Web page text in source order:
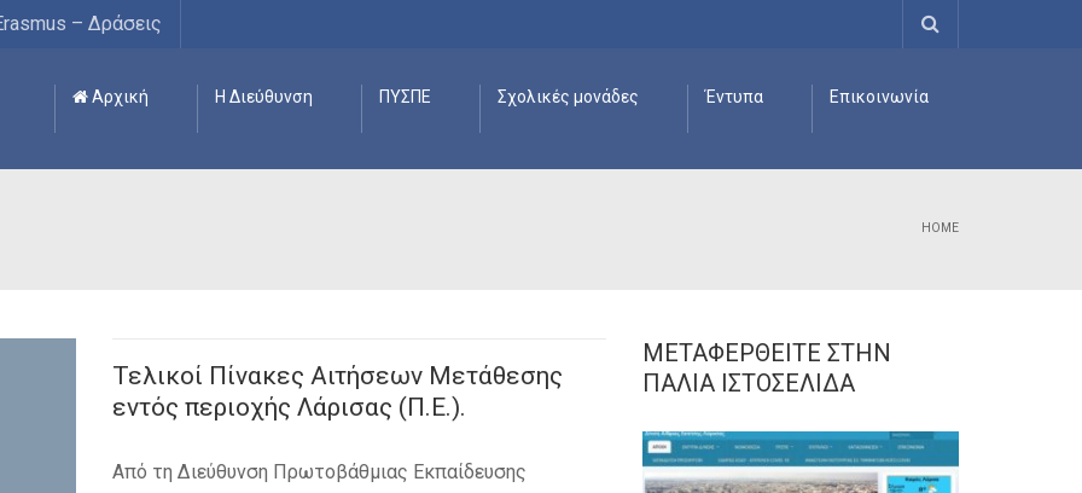
– Δράσεις
Αρχική Η Διεύθυνση ΠΥΣΠΕ Σχολικές μονάδες Έντυπα Επικοινωνία
HOME
Τελικοί Πίνακες Αιτήσεων Μετάθεσης
εντός περιοχής Λάρισας (Π.Ε.).
Από τη Διεύθυνση Πρωτοβάθμιας Εκπαίδευσης
ΜΕΤΑΦΕΡΘΕΊΤΕ ΣΤΗΝ
ΠΑΛΙΆ ΙΣΤΟΣΕΛΊΔΑ